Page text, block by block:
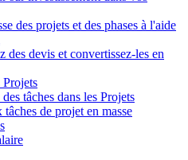
des projets et des phases à l'aide
des devis et convertissez-les en
Projets
tâches dans les Projets
de projet en masse